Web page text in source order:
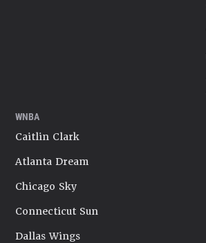
WNBA
Caitlin Clark
Atlanta Dream
Chicago Sky
Connecticut Sun
Dallas Wings